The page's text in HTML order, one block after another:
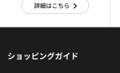
詳細はこちら
ショッピングガイド